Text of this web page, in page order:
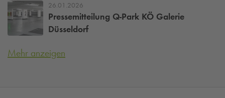
26.01.2026
Pressemitteilung Q-Park KÖ Galerie
Düsseldorf
Mehr anzeigen